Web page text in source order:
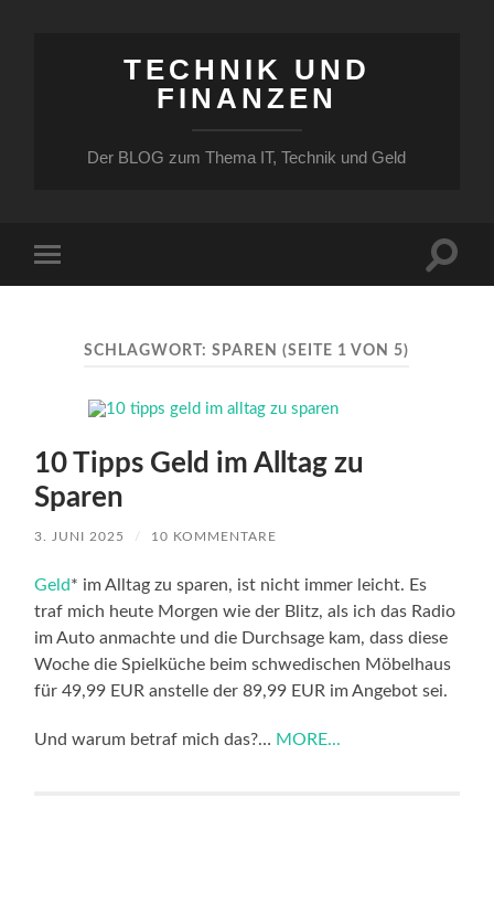
TECHNIK UND
FINANZEN
Der BLOG zum Thema IT, Technik und Geld
Menü
SCHLAGWORT:SPAREN (SEITE 1 VON 5)
10 Tipps Geld im Alltag zu
Sparen
3. JUNI 2025 / 10 KOMMENTARE
Geld* im Alltag zu sparen, ist nicht immer leicht. Es
traf mich heute Morgen wie der Blitz, als ich das Radio
im Auto anmachte und die Durchsage kam, dass diese
Woche die Spielküche beim schwedischen Möbelhaus
für 49,99 EUR anstelle der 89,99 EUR im Angebot sei.
Und warum betraf mich das?… MORE...